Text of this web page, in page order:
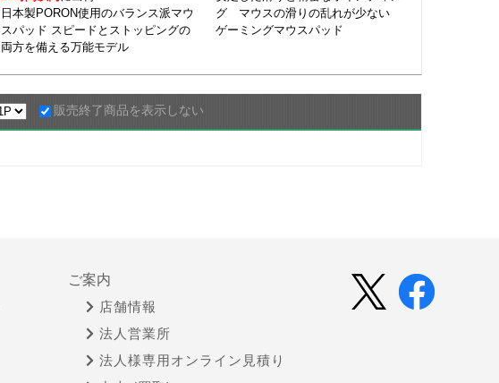
日本製PORON使用のバランス派マウ
スパッド スピードとストッピングの
両方を備える万能モデル
グ マウスの滑りの乱れが少ない
ゲーミングマウスパッド
販売終了商品を表示しない
ご案内
店舗情報
法人営業所
法人様専用オンライン見積り